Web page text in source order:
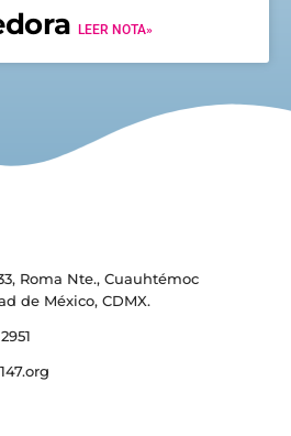
LEER NOTA»
Roma Nte., Cuauhtémoc
de México, CDMX.